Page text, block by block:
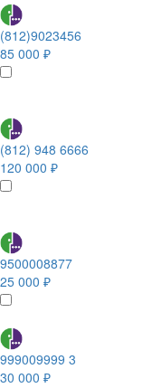
(812)9023456
85 000 ₽
(812) 948 6666
120 000 ₽
9500008877
25 000 ₽
999009999 3
30 000 ₽